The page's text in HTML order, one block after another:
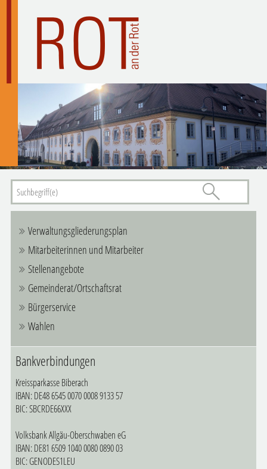
Verwaltungsgliederungsplan
Mitarbeiterinnen und Mitarbeiter
Stellenangebote
Gemeinderat/Ortschaftsrat
Bürgerservice
Wahlen
Bankverbindungen
Kreissparkasse Biberach
IBAN: DE48 6545 0070 0008 9133 57
BIC: SBCRDE66XXX
Volksbank Allgäu-Oberschwaben eG
IBAN: DE81 6509 1040 0080 0890 03
BIC: GENODES1LEU